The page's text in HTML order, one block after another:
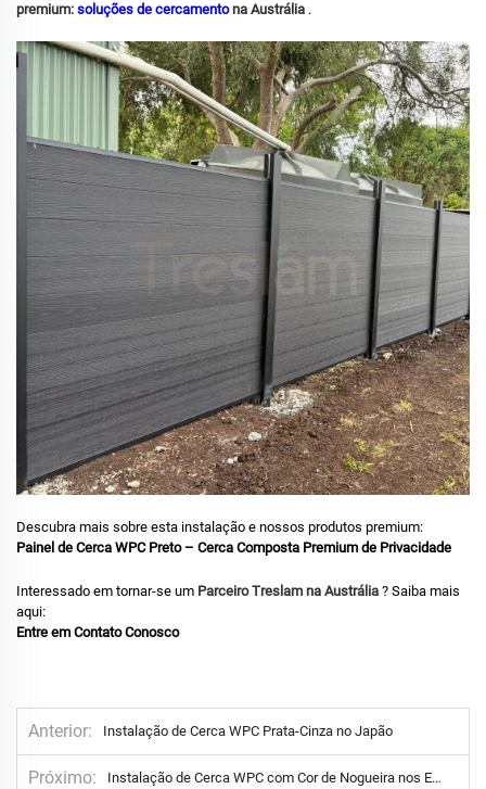
premium: soluções de cercamento na Austrália .
Descubra mais sobre esta instalação e nossos produtos premium:
Painel de Cerca WPC Preto – Cerca Composta Premium de Privacidade
Interessado em tornar-se um Parceiro Treslam na Austrália ? Saiba mais
aqui:
Entre em Contato Conosco
Anterior Instalação de Cerca WPC Prata-Cinza no Japão
Próximo Instalação de Cerca WPC com Cor de Nogueira nos EUA – Reforçada com Postes de Alumínio Resistentes